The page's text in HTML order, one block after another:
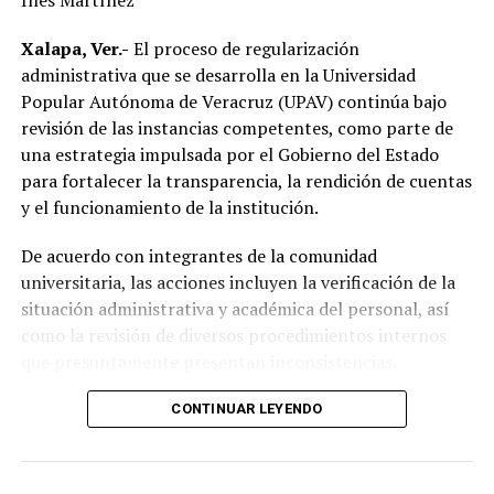
las principales demandas de la población.
“Mejorar el servicio de energía eléctrica ha sido una
prioridad desde el inicio de mi gobierno y continuaremos
gestionando recursos y proyectos que contribuyan al
desarrollo del municipio y al bienestar de las familias
alvaradeñas”.
Por último, reconoció y agradeció a la gobernadora del
Alvarado, así como a personal directivo de la CFE por la
disposición y coordinación institucional para impulsar
estas importantes acciones en beneficio del municipio.
Xalapa, Ver.- El proceso de regularización
administrativa que se desarrolla en la Universidad
Popular Autónoma de Veracruz (UPAV) continúa bajo
revisión de las instancias competentes, como parte de
una estrategia impulsada por el Gobierno del Estado
para fortalecer la transparencia, la rendición de cuentas
y el funcionamiento de la institución.
De acuerdo con integrantes de la comunidad
universitaria, las acciones incluyen la verificación de la
situación administrativa y académica del personal, así
como la revisión de diversos procedimientos internos
Entre los aspectos que son objeto de análisis se
simultáneas en distintos centros de estudio, la
CONTINUAR LEYENDO